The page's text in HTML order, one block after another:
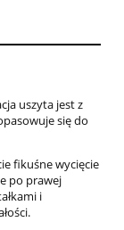
uszyta jest z
się do
fikuśne wycięcie
po prawej
i